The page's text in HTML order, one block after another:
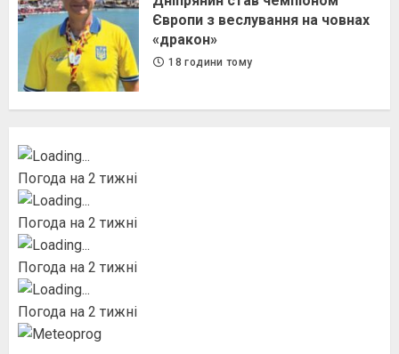
Європи з веслування на човнах
«дракон»
18 години тому
Погода на 2 тижні
Погода на 2 тижні
Погода на 2 тижні
Погода на 2 тижні